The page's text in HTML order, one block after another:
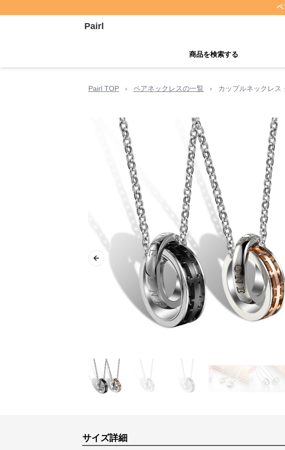
ペ
Pairl
商品を検索する
Pairl TOP › ペアネックレスの一覧 › カップルネックレス
Previous slide
サイズ詳細